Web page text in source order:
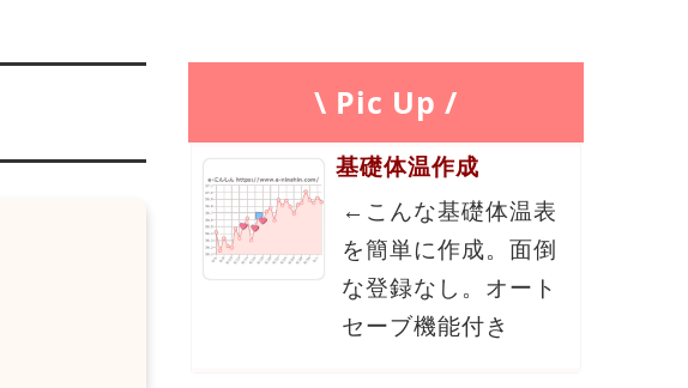
\ Pic Up /
基礎体温作成
←こんな基礎体温表
を簡単に作成。面倒
な登録なし。オート
セーブ機能付き